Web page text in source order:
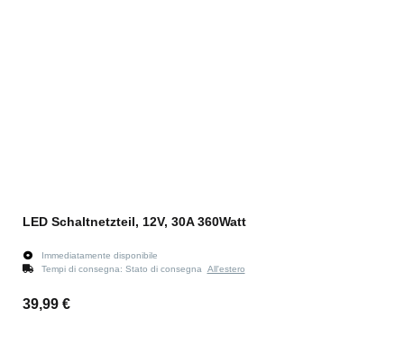
LED Schaltnetzteil, 12V, 30A 360Watt
Immediatamente disponibile
Tempi di consegna: Stato di consegna All'estero
39,99 €